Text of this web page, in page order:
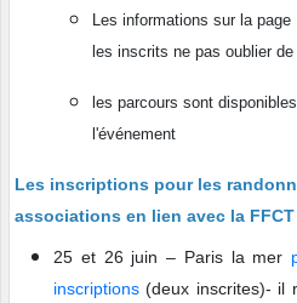
Les informations sur la page
les inscrits ne pas oublier
les parcours sont
l'événement
Les inscriptions pour les
associations en lien avec la
25 et 26 juin – Paris la mer
inscriptions (deux inscrites)- il